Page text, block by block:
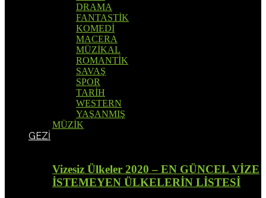
DRAMA
FANTASTİK
KOMEDİ
MACERA
MÜZİKAL
ROMANTİK
SAVAŞ
SPOR
TARİH
WESTERN
YAŞANMIŞ
MÜZİK
GEZİ
Vizesiz Ülkeler 2020 – EN GÜNCEL VİZE
İSTEMEYEN ÜLKELERİN LİSTESİ